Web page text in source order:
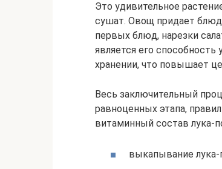
Это удивительное
сушат. Овощ придает
первых блюд, нарезки
является его
хранении, что повышает
Весь заключительный
равноценных этапа,
витаминный состав лука-
выкапывание лука-